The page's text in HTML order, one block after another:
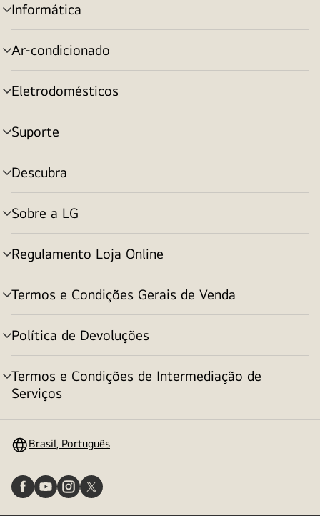
Informática
alternar
menu
Ar-condicionado
alternar
menu
Eletrodomésticos
alternar
menu
Suporte
alternar
menu
Descubra
alternar
menu
Sobre a LG
alternar
menu
Regulamento Loja Online
alternar
menu
Termos e Condições Gerais de Venda
alternar
menu
Política de Devoluções
alternar
menu
Termos e Condições de Intermediação de
Serviços
alternar
Brasil, Português